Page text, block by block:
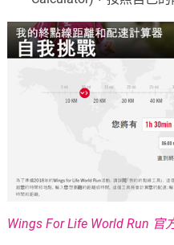
Wings For Life World Run 官